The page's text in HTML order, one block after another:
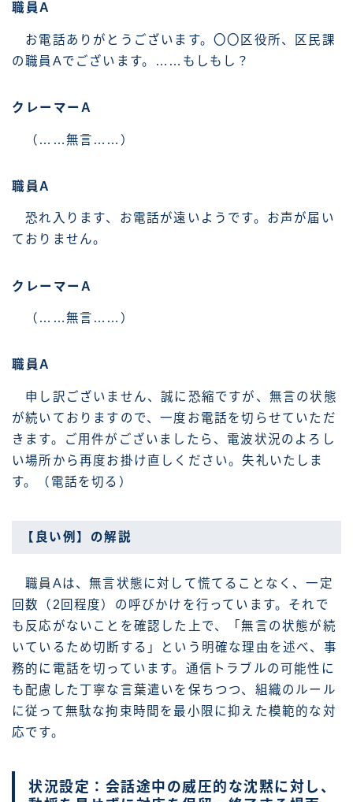
職員A
お電話ありがとうございます。〇〇区役所、区民課
の職員Aでございます。……もしもし？
クレーマーA
（……無言……）
職員A
恐れ入ります、お電話が遠いようです。お声が届い
ておりません。
クレーマーA
（……無言……）
職員A
申し訳ございません、誠に恐縮ですが、無言の状態
が続いておりますので、一度お電話を切らせていただ
きます。ご用件がございましたら、電波状況のよろし
い場所から再度お掛け直しください。失礼いたしま
す。（電話を切る）
【良い例】の解説
職員Aは、無言状態に対して慌てることなく、一定
回数（2回程度）の呼びかけを行っています。それで
も反応がないことを確認した上で、「無言の状態が続
いているため切断する」という明確な理由を述べ、事
務的に電話を切っています。通信トラブルの可能性に
も配慮した丁寧な言葉遣いを保ちつつ、組織のルール
に従って無駄な拘束時間を最小限に抑えた模範的な対
応です。
状況設定：会話途中の威圧的な沈黙に対し、